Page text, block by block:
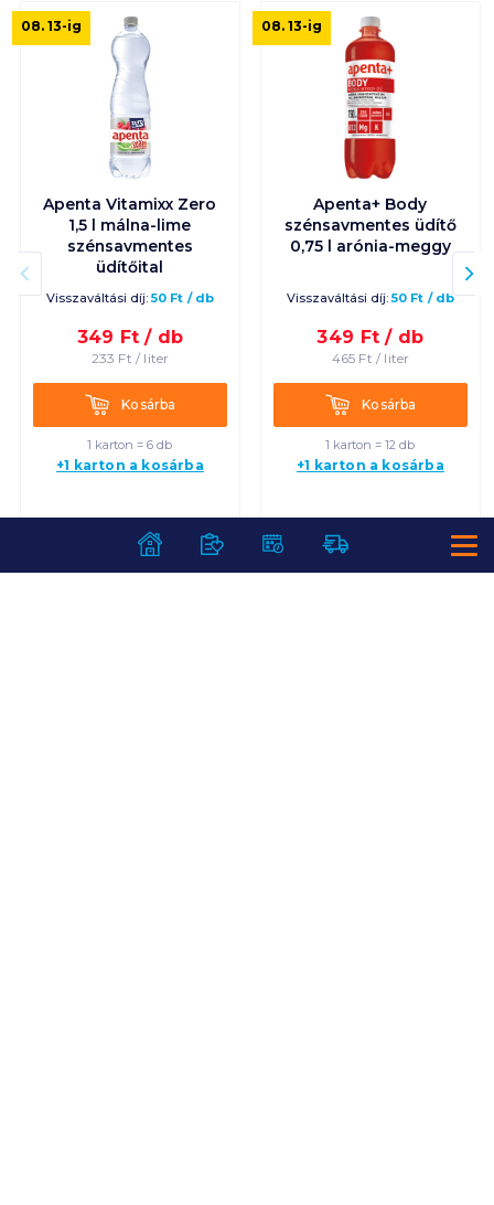
Apenta Vitamixx Zero
1,5 l málna-lime
szénsavmentes
üdítőital
Visszaváltási díj: 50Ft / db
349 Ft / db
233 Ft / liter
KosárbaKosárba
1 karton = 6 db
+1 karton a kosárba
08. 13-ig
Apenta+ Body
szénsavmentes üdítő
0,75 l arónia-meggy
Visszaváltási díj: 50Ft / db
349 Ft / db
465 Ft / liter
KosárbaKosárba
1 karton = 12 db
+1 karton a kosárba
08. 13-ig